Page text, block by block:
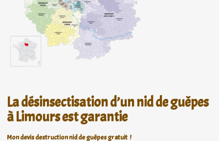
La désinsectisation d’un nid de guêpes
à Limours est garantie
Mon devis destruction nid de guêpes gratuit !